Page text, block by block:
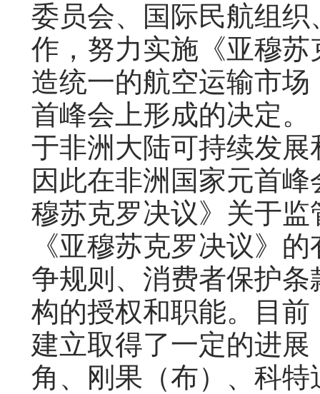
委员会、国际民航组
作，努力实施《亚穆
造统一的航空运输市
首峰会上形成的决定
于非洲大陆可持续发
因此在非洲国家元首
穆苏克罗决议》关于
《亚穆苏克罗决议》
争规则、消费者保护
构的授权和职能。目
建立取得了一定的进
角、刚果（布）、科